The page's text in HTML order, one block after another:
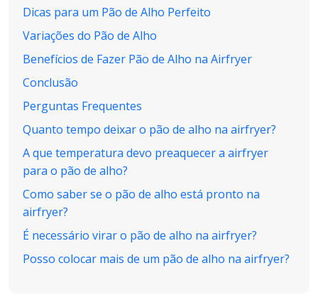
Dicas para um Pão de Alho Perfeito
Variações do Pão de Alho
Benefícios de Fazer Pão de Alho na Airfryer
Conclusão
Perguntas Frequentes
Quanto tempo deixar o pão de alho na airfryer?
A que temperatura devo preaquecer a airfryer
para o pão de alho?
Como saber se o pão de alho está pronto na
airfryer?
É necessário virar o pão de alho na airfryer?
Posso colocar mais de um pão de alho na airfryer?